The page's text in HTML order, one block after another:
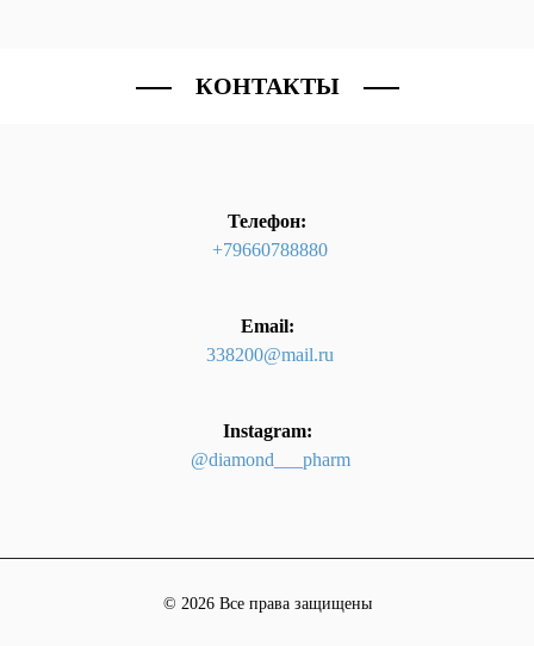
КОНТАКТЫ
Телефон:
+79660788880
Email:
338200@mail.ru
Instagram:
@diamond___pharm
© 2026 Все права защищены